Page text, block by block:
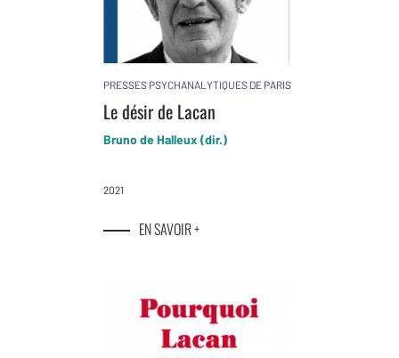
PRESSES PSYCHANALYTIQUES DE PARIS
Le désir de Lacan
Bruno de Halleux (dir.)
2021
EN SAVOIR +